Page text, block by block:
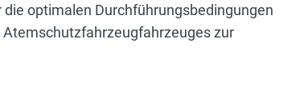
optimalen Durchführungsbedingungen
zur